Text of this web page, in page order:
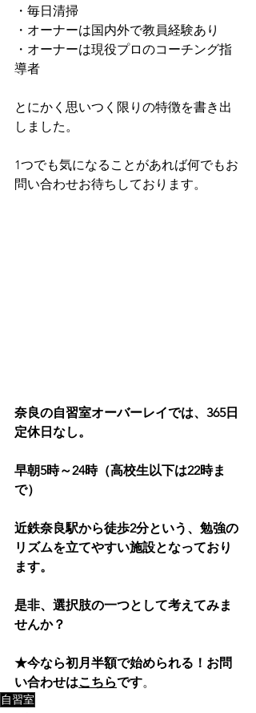
・毎日清掃
・オーナーは国内外で教員経験あり
・オーナーは現役プロのコーチング指
導者
とにかく思いつく限りの特徴を書き出
しました。
1つでも気になることがあれば何でもお
問い合わせお待ちしております。
奈良の自習室オーバーレイでは、365日
定休日なし。
早朝5時～24時（高校生以下は22時ま
で）
近鉄奈良駅から徒歩2分という、勉強の
リズムを立てやすい施設となっており
ます。
是非、選択肢の一つとして考えてみま
せんか？
★今なら初月半額で始められる！お問
い合わせはこちらです。
自習室